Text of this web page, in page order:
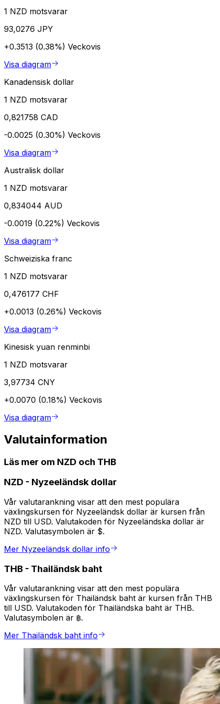
1 NZD motsvarar
93,0276 JPY
+0.3513 (0.38%) Veckovis
Visa diagram
Kanadensisk dollar
1 NZD motsvarar
0,821758 CAD
-0.0025 (0.30%) Veckovis
Visa diagram
Australisk dollar
1 NZD motsvarar
0,834044 AUD
-0.0019 (0.22%) Veckovis
Visa diagram
Schweiziska franc
1 NZD motsvarar
0,476177 CHF
+0.0013 (0.26%) Veckovis
Visa diagram
Kinesisk yuan renminbi
1 NZD motsvarar
3,97734 CNY
+0.0070 (0.18%) Veckovis
Visa diagram
Valutainformation
Läs mer om NZD och THB
NZD - Nyzeeländsk dollar
Vår valutarankning visar att den mest populära
växlingskursen för Nyzeeländsk dollar är kursen från
NZD till USD. Valutakoden för Nyzeeländska dollar är
NZD. Valutasymbolen är $.
Mer Nyzeeländsk dollar info
THB - Thailändsk baht
Vår valutarankning visar att den mest populära
växlingskursen för Thailändsk baht är kursen från THB
till USD. Valutakoden för Thailändska baht är THB.
Valutasymbolen är ฿.
Mer Thailändsk baht info